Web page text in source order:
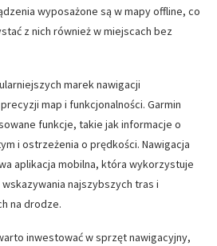
wyposażone są w mapy offline, co
z nich również w miejscach bez
marek nawigacji
map i funkcjonalności. Garmin
funkcje, takie jak informacje o
i ostrzeżenia o prędkości. Nawigacja
aplikacja mobilna, która wykorzystuje
najszybszych tras i
na drodze.
inwestować w sprzęt nawigacyjny,